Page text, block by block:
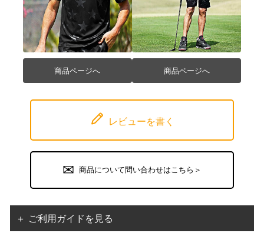
商品ページへ 商品ページへ
レビューを書く
商品について問い合わせはこちら＞
＋ ご利用ガイドを見る